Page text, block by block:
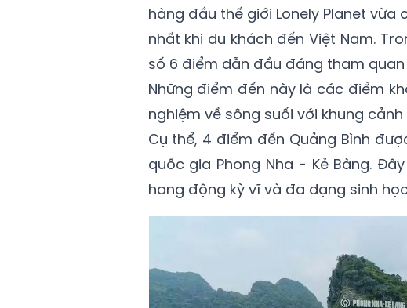
hàng đầu thế giới Lonely Planet
nhất khi du khách đến Việt Nam.
số 6 điểm dẫn đầu đáng tham quan
Những điểm đến này là các điểm
nghiệm về sông suối với khung
Cụ thể, 4 điểm đến Quảng Bình
quốc gia Phong Nha - Kẻ Bàng.
hang động kỳ vĩ và đa dạng sinh